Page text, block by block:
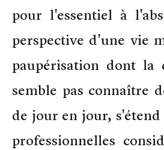
pour l'essentiel à
perspective d'une vie
paupérisation dont la
semble pas connaître
de jour en jour, s'étend
professionnelles